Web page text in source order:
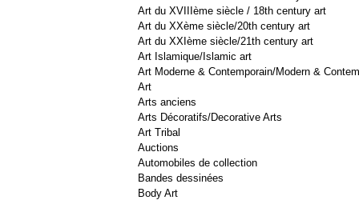
Art du XVIIIème siècle / 18th century art
Art du XXème siècle/20th century art
Art du XXIème siècle/21th century art
Art Islamique/Islamic art
Art Moderne & Contemporain/Modern &
Art
Arts anciens
Arts Décoratifs/Decorative Arts
Art Tribal
Auctions
Automobiles de collection
Bandes dessinées
Body Art